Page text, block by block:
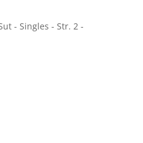
- Singles - Str. 2 -